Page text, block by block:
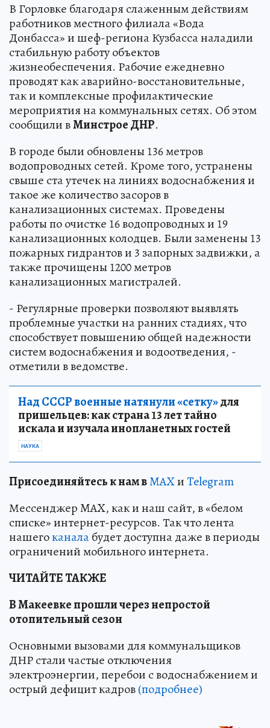
В Горловке благодаря слаженным действиям
работников местного филиала «Вода
Донбасса» и шеф-региона Кузбасса наладили
стабильную работу объектов
жизнеобеспечения. Рабочие ежедневно
проводят как аварийно-восстановительные,
так и комплексные профилактические
мероприятия на коммунальных сетях. Об этом
сообщили вМинстрое ДНР.
В городе были обновлены 136 метров
водопроводных сетей. Кроме того, устранены
свыше ста утечек на линиях водоснабжения и
такое же количество засоров в
канализационных системах. Проведены
работы по очистке 16 водопроводных и 19
канализационных колодцев. Были заменены 13
пожарных гидрантов и 3 запорных задвижки, а
также прочищены 1200 метров
канализационных магистралей.
- Регулярные проверки позволяют выявлять
проблемные участки на ранних стадиях, что
способствует повышению общей надежности
систем водоснабжения и водоотведения, -
отметили в ведомстве.
Над СССР военные натянули «сетку»для
пришельцев: как страна 13 лет тайно
искала и изучала инопланетных гостей
НАУКА
Присоединяйтесь к нам вMAXиTelegram
Мессенджер MAX, как и наш сайт, в «белом
списке» интернет-ресурсов. Так что лента
нашегоканалабудет доступна даже в периоды
ограничений мобильного интернета.
ЧИТАЙТЕ ТАКЖЕ
В Макеевке прошли через непростой
отопительный сезон
Основными вызовами для коммунальщиков
ДНР стали частые отключения
электроэнергии, перебои с водоснабжением и
острый дефицит кадров(подробнее)